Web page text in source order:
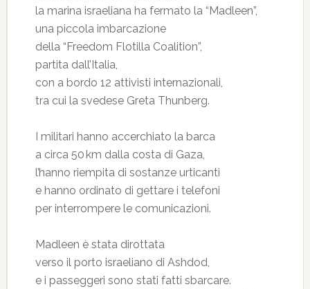
la marina israeliana ha fermato la “Madleen”,
una piccola imbarcazione
della “Freedom Flotilla Coalition”,
partita dall’Italia,
con a bordo 12 attivisti internazionali,
tra cui la svedese Greta Thunberg.
I militari hanno accerchiato la barca
a circa 50 km dalla costa di Gaza,
l’hanno riempita di sostanze urticanti
e hanno ordinato di gettare i telefoni
per interrompere le comunicazioni.
Madleen è stata dirottata
verso il porto israeliano di Ashdod,
e i passeggeri sono stati fatti sbarcare.